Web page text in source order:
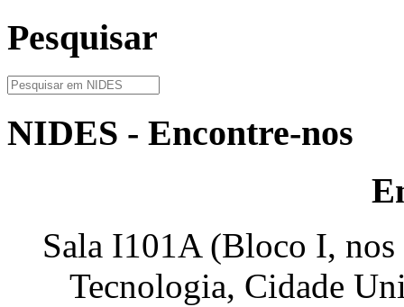
Pesquisar
NIDES - Encontre-nos
Sala I101A (Bloco I,
Tecnologia, Cidade